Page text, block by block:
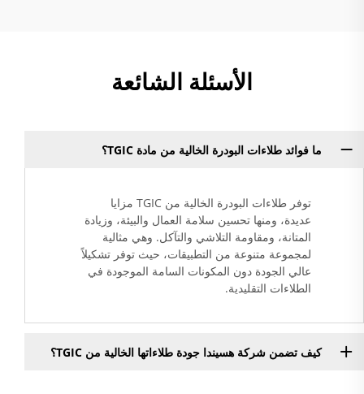
الأسئلة الشائعة
ما فوائد طلاءات البودرة الخالية من مادة TGIC؟
توفر طلاءات البودرة الخالية من TGIC مزايا
عديدة، ومنها تحسين سلامة العمال والبيئة، وزيادة
المتانة، ومقاومة التلاشي والتآكل. وهي مثالية
لمجموعة متنوعة من التطبيقات، حيث توفر تشكيلاً
عالي الجودة دون المكونات السامة الموجودة في
الطلاءات التقليدية.
كيف تضمن شركة هسيندا جودة طلاءاتها الخالية من TGIC؟